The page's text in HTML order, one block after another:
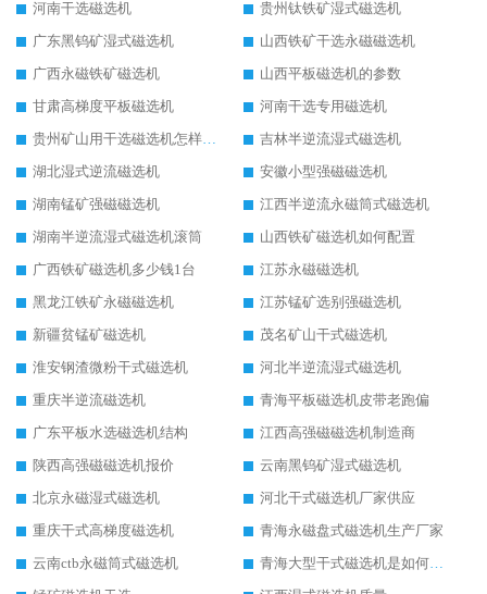
河南干选磁选机
贵州钛铁矿湿式磁选机
广东黑钨矿湿式磁选机
山西铁矿干选永磁磁选机
广西永磁铁矿磁选机
山西平板磁选机的参数
甘肃高梯度平板磁选机
河南干选专用磁选机
贵州矿山用干选磁选机怎样调磁
吉林半逆流湿式磁选机
湖北湿式逆流磁选机
安徽小型强磁磁选机
湖南锰矿强磁磁选机
江西半逆流永磁筒式磁选机
湖南半逆流湿式磁选机滚筒
山西铁矿磁选机如何配置
广西铁矿磁选机多少钱1台
江苏永磁磁选机
黑龙江铁矿永磁磁选机
江苏锰矿选别强磁选机
新疆贫锰矿磁选机
茂名矿山干式磁选机
淮安钢渣微粉干式磁选机
河北半逆流湿式磁选机
重庆半逆流磁选机
青海平板磁选机皮带老跑偏
广东平板水选磁选机结构
江西高强磁磁选机制造商
陕西高强磁磁选机报价
云南黑钨矿湿式磁选机
北京永磁湿式磁选机
河北干式磁选机厂家供应
重庆干式高梯度磁选机
青海永磁盘式磁选机生产厂家
云南ctb永磁筒式磁选机
青海大型干式磁选机是如何选矿的